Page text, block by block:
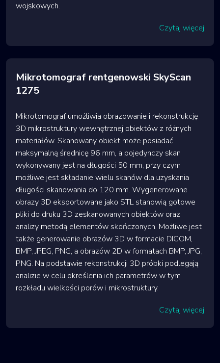
wojskowych.
Czytaj więcej
Mikrotomograf rentgenowski SkyScan
1275
Mikrotomograf umożliwia obrazowanie i rekonstrukcję
3D mikrostruktury wewnętrznej obiektów z różnych
materiałów. Skanowany obiekt może posiadać
maksymalną średnicę 96 mm, a pojedynczy skan
wykonywany jest na długości 50 mm, przy czym
możliwe jest składanie wielu skanów dla uzyskania
długości skanowania do 120 mm. Wygenerowane
obrazy 3D eksportowane jako STL stanowią gotowe
pliki do druku 3D zeskanowanych obiektów oraz
analizy metodą elementów skończonych. Możliwe jest
także generowanie obrazów 3D w formacie DICOM,
BMP, JPEG, PNG, a obrazów 2D w formatach BMP, JPG,
PNG. Na podstawie rekonstrukcji 3D próbki podlegają
analizie w celu określenia ich parametrów w tym
rozkładu wielkości porów i mikrostruktury.
Czytaj więcej